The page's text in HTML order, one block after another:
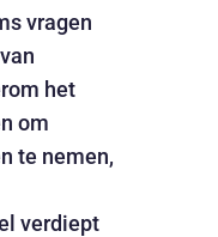
vragen
het
om
te nemen,
verdiept